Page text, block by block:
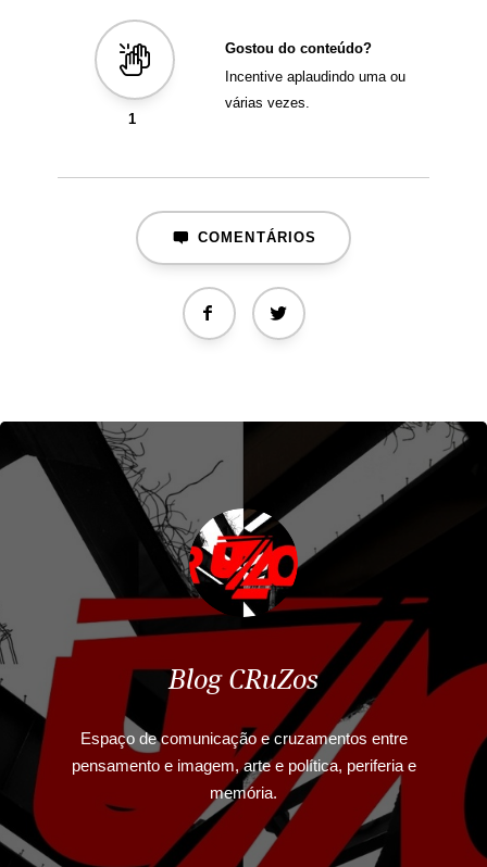
1
Gostou do conteúdo?
Incentive aplaudindo uma ou
várias vezes.
COMENTÁRIOS
Blog CRuZos
Espaço de comunicação e cruzamentos entre
pensamento e imagem, arte e política, periferia e
memória.